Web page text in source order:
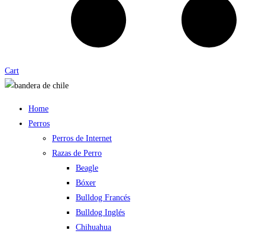
Cart
Home
Perros
Perros de Internet
Razas de Perro
Beagle
Bóxer
Bulldog Francés
Bulldog Inglés
Chihuahua